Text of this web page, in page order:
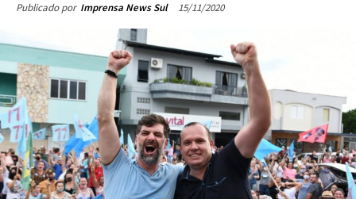
Publicado por Imprensa News Sul 15/11/2020